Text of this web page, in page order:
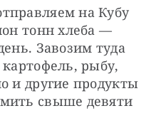
на Кубу
тонн хлеба —
Завозим туда
рыбу,
и другие продукты
свыше девяти